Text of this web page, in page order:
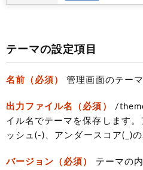
テーマの設定項目
名前（必須） 管理画面のテー
出力ファイル名（必須）
/
イル名でテーマを保存します
ッシュ(-)、アンダースコア(_)
バージョン（必須）
テーマの